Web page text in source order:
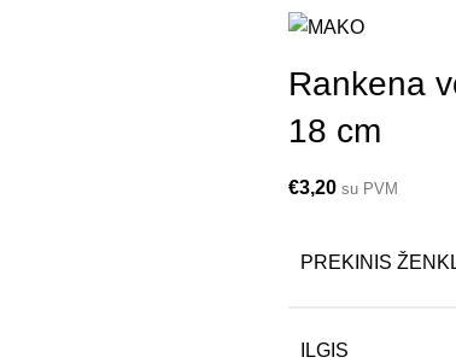
Rankena
18 cm
€3,20 su PVM
PREKINIS
ILGIS